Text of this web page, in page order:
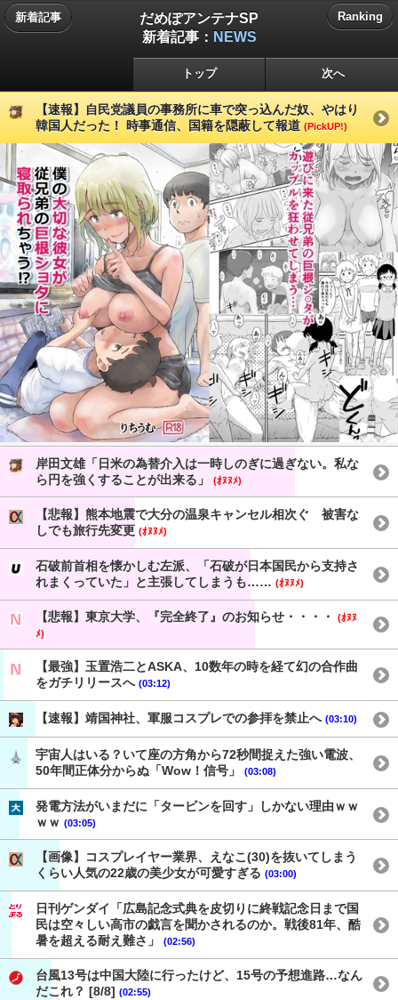
新着記事
だめぽアンテナSP
新着記事： NEWS
Ranking
トップ 次へ
【速報】自民党議員の事務所に車で突っ込んだ奴、やはり
韓国人だった！ 時事通信、国籍を隠蔽して報道 (PickUP!)
岸田文雄「日米の為替介入は一時しのぎに過ぎない。私な
ら円を強くすることが出来る」
(ｵﾇﾇﾒ)
【悲報】熊本地震で大分の温泉キャンセル相次ぐ 被害な
しでも旅行先変更 (ｵﾇﾇﾒ)
石破前首相を懐かしむ左派、「石破が日本国民から支持さ
れまくっていた」と主張してしまうも…… (ｵﾇﾇﾒ)
【悲報】東京大学、『完全終了』のお知らせ・・・・
(ｵﾇﾇ
ﾒ)
【最強】玉置浩二とASKA、10数年の時を経て幻の合作曲
をガチリリースへ (03:12)
【速報】靖国神社、軍服コスプレでの参拝を禁止へ (03:10)
宇宙人はいる？いて座の方角から72秒間捉えた強い電波、
50年間正体分からぬ「Wow！信号」
(03:08)
発電方法がいまだに「タービンを回す」しかない理由ｗｗ
ｗｗ (03:05)
【画像】コスプレイヤー業界、えなこ(30)を抜いてしまう
くらい人気の22歳の美少女が可愛すぎる (03:00)
日刊ゲンダイ「広島記念式典を皮切りに終戦記念日まで国
民は空々しい高市の戯言を聞かされるのか。戦後81年、酷
暑を超える耐え難さ」
(02:56)
台風13号は中国大陸に行ったけど、15号の予想進路…なん
だこれ？ [8/8] (02:55)